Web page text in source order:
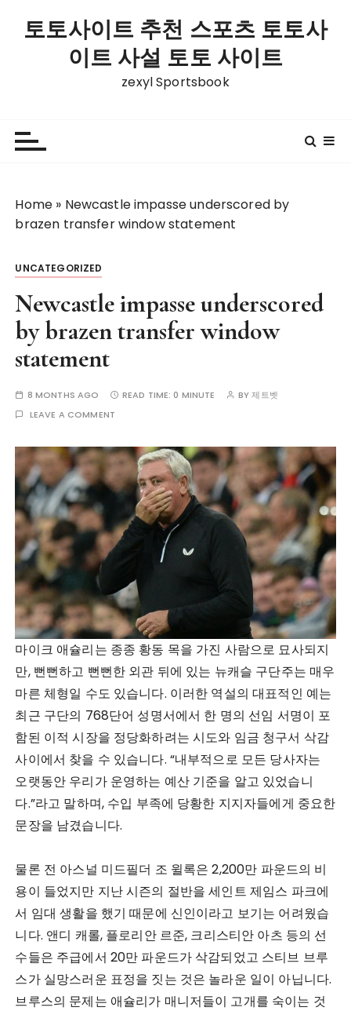
토토사이트 추천 스포츠 토토사
이트 사설 토토 사이트
zexyl Sportsbook
Home » Newcastle impasse underscored by
brazen transfer window statement
UNCATEGORIZED
Newcastle impasse underscored
by brazen transfer window
statement
8 MONTHS AGO READ TIME: 0 MINUTE BY제트벳
LEAVE A COMMENT
마이크 애슐리는 종종 황동 목을 가진 사람으로 묘사되지
만, 뻔뻔하고 뻔뻔한 외관 뒤에 있는 뉴캐슬 구단주는 매우
마른 체형일 수도 있습니다. 이러한 역설의 대표적인 예는
최근 구단의 768단어 성명서에서 한 명의 선임 서명이 포
함된 이적 시장을 정당화하려는 시도와 임금 청구서 삭감
사이에서 찾을 수 있습니다. “내부적으로 모든 당사자는
오랫동안 우리가 운영하는 예산 기준을 알고 있었습니
다.”라고 말하며, 수입 부족에 당황한 지지자들에게 중요한
문장을 남겼습니다.
물론 전 아스널 미드필더 조 윌록은 2,200만 파운드의 비
용이 들었지만 지난 시즌의 절반을 세인트 제임스 파크에
서 임대 생활을 했기 때문에 신인이라고 보기는 어려웠습
니다. 앤디 캐롤, 플로리안 르준, 크리스티안 아츠 등의 선
수들은 주급에서 20만 파운드가 삭감되었고 스티브 브루
스가 실망스러운 표정을 짓는 것은 놀라운 일이 아닙니다.
브루스의 문제는 애슐리가 매니저들이 고개를 숙이는 것